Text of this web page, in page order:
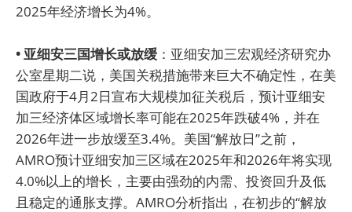
2025年经济增长为4%。
• 亚细安三国增长或放缓 ：亚细安加三宏观经济研究办
公室星期二说，美国关税措施带来巨大不确定性，在美
国政府于4月2日宣布大规模加征关税后，预计亚细安
加三经济体区域增长率可能在2025年跌破4%，并在
2026年进一步放缓至3.4%。美国“解放日”之前，
AMRO预计亚细安加三区域在2025年和2026年将实现
4.0%以上的增长，主要由强劲的内需、投资回升及低
且稳定的通胀支撑。AMRO分析指出，在初步的“解放